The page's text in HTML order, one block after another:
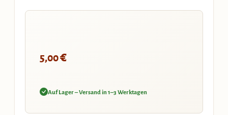
5,00€
Auf Lager – Versand in 1–3 Werktagen